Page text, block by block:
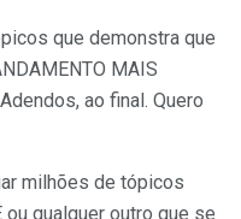
que demonstra que
MAIS
ao final. Quero
milhões de tópicos
ou qualquer outro que se